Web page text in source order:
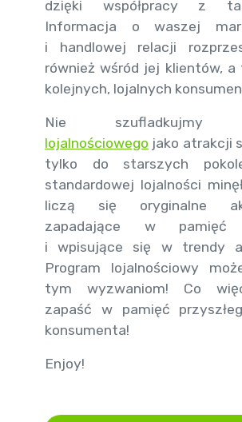
dzięki współpracy z
Informacja o waszej
i handlowej relacji
również wśród jej klientów,
kolejnych, lojalnych
Nie szufladkujmy
lojalnościowego jako atrakcji
tylko do starszych
standardowej lojalności
liczą się oryginalne
zapadające w pamięć
i wpisujące się w trendy
Program lojalnościowy
tym wyzwaniom! Co
zapaść w pamięć
konsumenta!
Enjoy!